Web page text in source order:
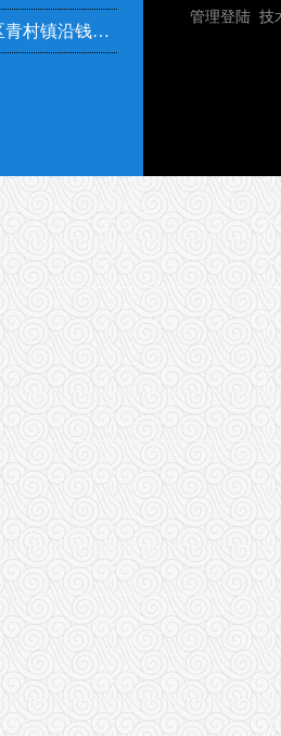
地址：上海市奉贤区青村镇沿钱公路351号
管理登陆 技